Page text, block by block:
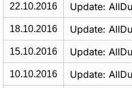
22.10.2016 Update:
18.10.2016 Update:
15.10.2016 Update:
10.10.2016 Update: